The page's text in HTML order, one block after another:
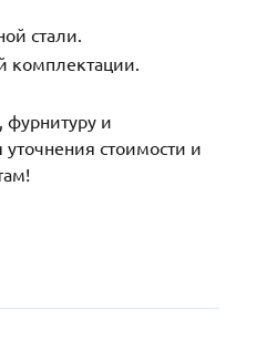
стали.
комплектации.
и
стоимости и